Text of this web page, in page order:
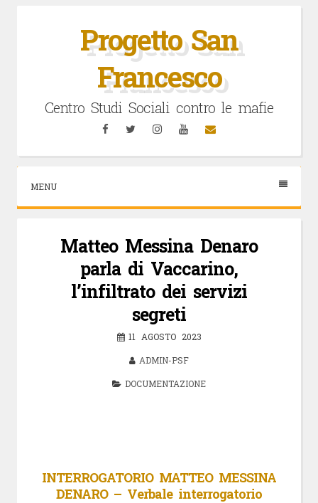
Progetto San
Francesco
Centro Studi Sociali contro le mafie
FacebookTwitterInstagramYouTubeEmail
MENU
Matteo Messina Denaro
parla di Vaccarino,
l’infiltrato dei servizi
segreti
11 AGOSTO 2023
ADMIN-PSF
DOCUMENTAZIONE
INTERROGATORIO MATTEO MESSINA
DENARO – Verbale interrogatorio